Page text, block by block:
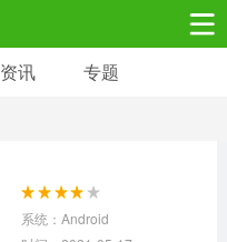
安卓游戏
资讯 专题
系统：Android